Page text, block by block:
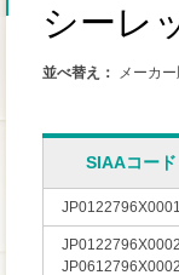
シーレ
並べ替え： メーカー
SIAAコード